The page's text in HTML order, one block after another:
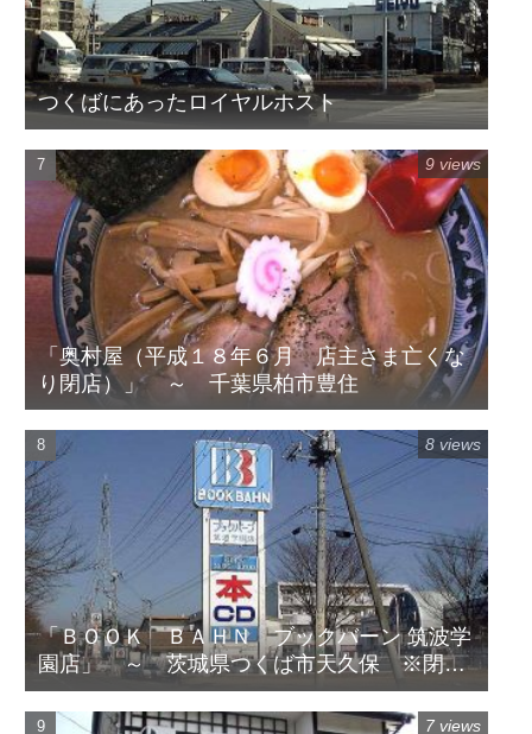
つくばにあったロイヤルホスト
「奥村屋（平成１８年６月 店主さま亡くな
り閉店）」 ～ 千葉県柏市豊住
9 views
「ＢＯＯＫ ＢＡＨＮ ブックバーン 筑波学
園店」 ～ 茨城県つくば市天久保 ※閉店
してます
8 views
7 views